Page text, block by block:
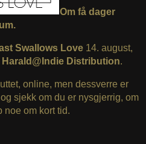
Om få dager
Swallows Love 14. august,
Harald@Indie Distribution.
online, men dessverre er
sjekk om du er nysgjerrig, om
noe om kort tid.